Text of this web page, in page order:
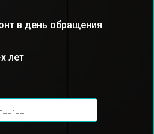
в день обращения
лет